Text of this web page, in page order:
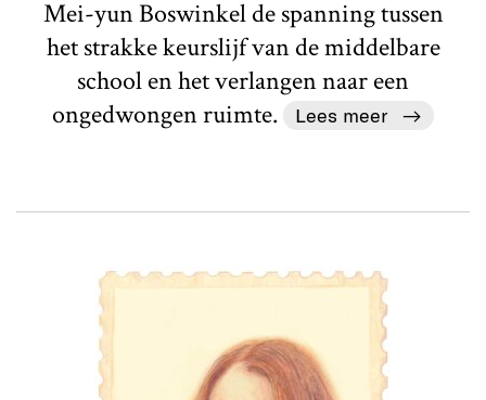
Mei-yun Boswinkel de spanning tussen
het strakke keurslijf van de middelbare
school en het verlangen naar een
ongedwongen ruimte.
Lees meer